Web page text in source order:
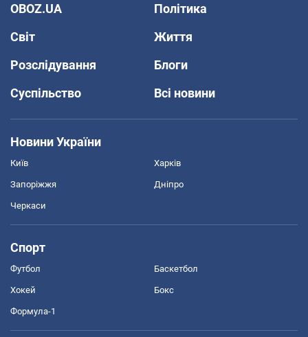
OBOZ.UA
Політика
Світ
Життя
Розслідування
Блоги
Суспільство
Всі новини
Новини України
Київ Харків
Запоріжжя Дніпро
Черкаси
Спорт
Футбол Баскетбол
Хокей Бокс
Формула-1